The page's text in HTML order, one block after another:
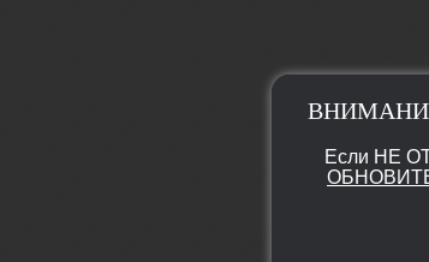
Если НЕ